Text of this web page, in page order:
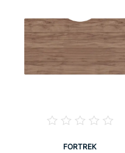
FORTREK